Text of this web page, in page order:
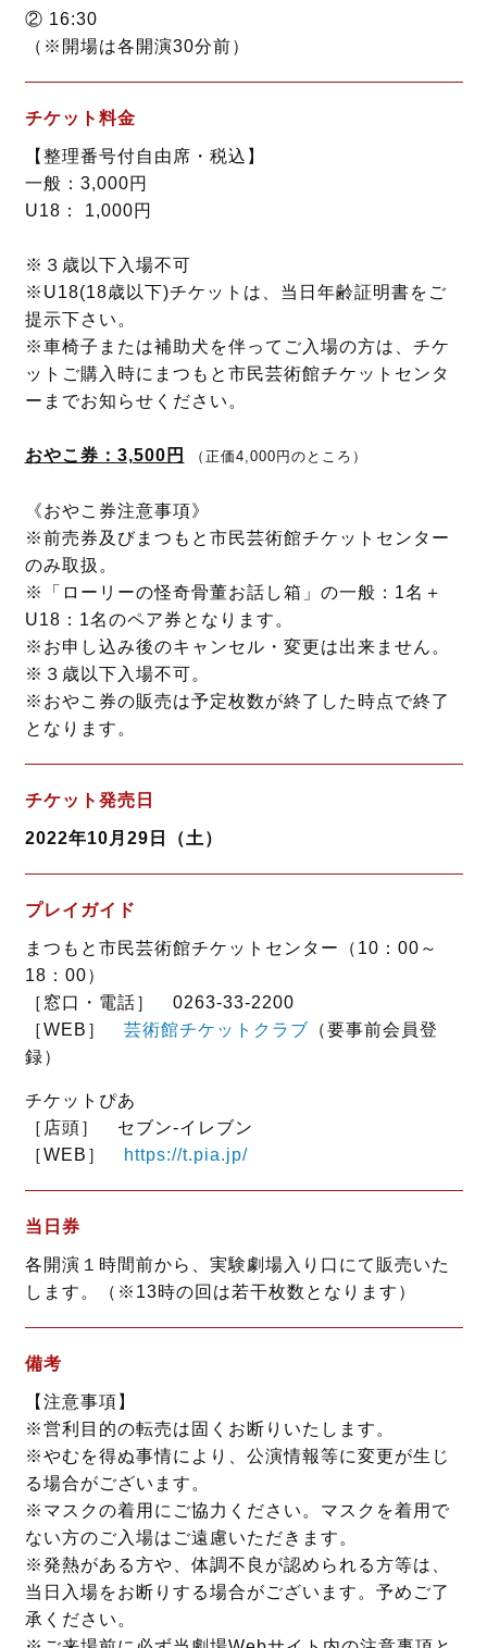
② 16:30
（※開場は各開演30分前）
チケット料金
【整理番号付自由席・税込】
一般：3,000円
U18： 1,000円
※３歳以下入場不可
※U18(18歳以下)チケットは、当日年齢証明書をご
提示下さい。
※車椅子または補助犬を伴ってご入場の方は、チケ
ットご購入時にまつもと市民芸術館チケットセンタ
ーまでお知らせください。
おやこ券：3,500円 （正価4,000円のところ）
《おやこ券注意事項》
※前売券及びまつもと市民芸術館チケットセンター
のみ取扱。
※「ローリーの怪奇骨董お話し箱」の一般：1名＋
U18：1名のペア券となります。
※お申し込み後のキャンセル・変更は出来ません。
※３歳以下入場不可。
※おやこ券の販売は予定枚数が終了した時点で終了
となります。
チケット発売日
2022年10月29日（土）
プレイガイド
まつもと市民芸術館チケットセンター（10：00～
18：00）
［窓口・電話］ 0263-33-2200
［WEB］ 芸術館チケットクラブ （要事前会員登
録）
チケットぴあ
［店頭］ セブン‐イレブン
［WEB］
https://t.pia.jp/
当日券
各開演１時間前から、実験劇場入り口にて販売いた
します。（※13時の回は若干枚数となります）
備考
【注意事項】
※営利目的の転売は固くお断りいたします。
※やむを得ぬ事情により、公演情報等に変更が生じ
る場合がございます。
※マスクの着用にご協力ください。マスクを着用で
ない方のご入場はご遠慮いただきます。
※発熱がある方や、体調不良が認められる方等は、
当日入場をお断りする場合がございます。予めご了
承ください。